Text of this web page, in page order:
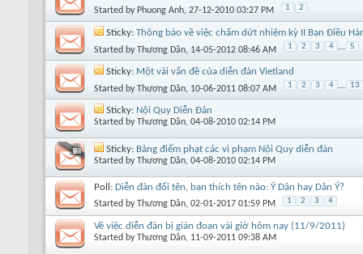
Started by Phuong Anh, 27-12-2010 03:27 PM 1 2
Sticky: Thông báo về việc chấm dứt nhiệm kỳ II Ban Điều
Started byThương Dân, 14-05-2012 08:46 AM 1 2 3 4 ... 5
Sticky: Một vài vấn đề của diễn đàn Vietland
Started byThương Dân, 10-06-2011 08:07 AM 1 2 3 4 ... 13
Sticky: Nội Quy Diễn Đàn
Started byThương Dân, 04-08-2010 02:14 PM
Sticky: Bảng điểm phạt các vi phạm Nội Quy diễn đàn
Started byThương Dân, 04-08-2010 02:14 PM
Poll: Diễn đàn đổi tên, bạn thích tên nào: Ý Dân hay Dân Ý?
Started byThương Dân, 02-01-2017 01:59 PM 1 2 3 4
Về việc diễn đàn bị gián đoạn vài giờ hôm nay (11/9/2011)
Started byThương Dân, 11-09-2011 09:38 AM